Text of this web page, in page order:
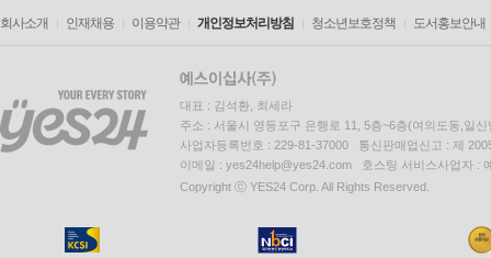
회사소개 인재채용 이용약관 개인정보처리방침 청소년보호정책 도서홍보안내
대표 : 김석환, 최세라
주소 : 서울시 영등포구 은행로 11, 5층~6층(여의도동,일신
사업자등록번호 : 229-81-37000 통신판매업신고 : 제
이메일 : yes24help@yes24.com 호스팅 서비스사업자 :
Copyright ⓒ YES24 Corp. All Rights Reserved.